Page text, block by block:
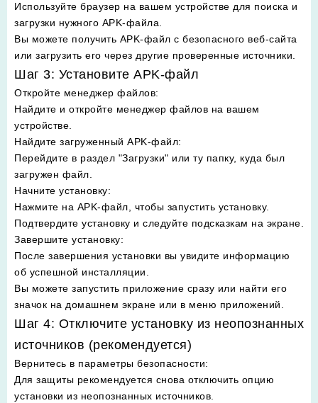
Используйте браузер на вашем устройстве для поиска и
загрузки нужного APK-файла.
Вы можете получить APK-файл с безопасного веб-сайта
или загрузить его через другие проверенные источники.
Шаг 3: Установите APK-файл
Откройте менеджер файлов:
Найдите и откройте менеджер файлов на вашем
устройстве.
Найдите загруженный APK-файл:
Перейдите в раздел "Загрузки" или ту папку, куда был
загружен файл.
Начните установку:
Нажмите на APK-файл, чтобы запустить установку.
Подтвердите установку и следуйте подсказкам на экране.
Завершите установку:
После завершения установки вы увидите информацию
об успешной инсталляции.
Вы можете запустить приложение сразу или найти его
значок на домашнем экране или в меню приложений.
Шаг 4: Отключите установку из неопознанных
источников (рекомендуется)
Вернитесь в параметры безопасности:
Для защиты рекомендуется снова отключить опцию
установки из неопознанных источников.